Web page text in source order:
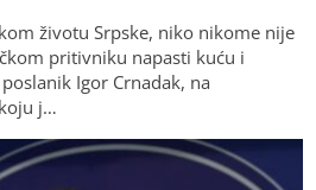
životu Srpske, niko nikome nije
pritivniku napasti kuću i
Igor Crnadak, na
j…